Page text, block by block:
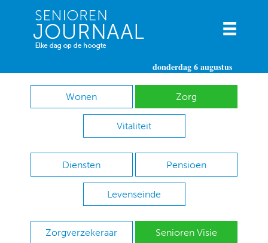
donderdag 6 augustus
Wonen Zorg
Vitaliteit
Diensten Pensioen
Levenseinde
Zorgverzekeraar Senioren Visie